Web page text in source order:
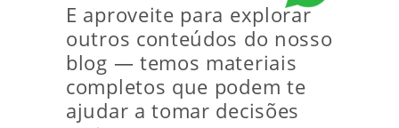
E aproveite para explorar
outros conteúdos do nosso
blog — temos materiais
completos que podem te
ajudar a tomar decisões